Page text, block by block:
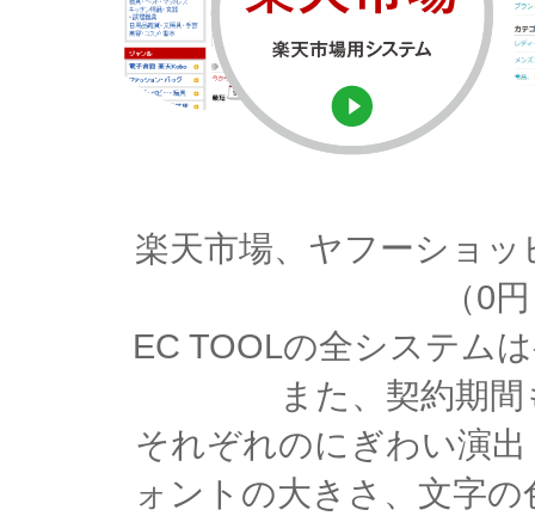
楽天市場、ヤフーショ
（0
EC TOOLの全システム
また、契約期
それぞれのにぎわい演
ォントの大きさ、文字